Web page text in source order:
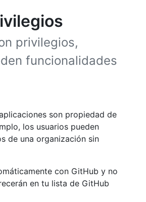
privilegios,
funcionalidades
son propiedad de
los usuarios pueden
de una organización sin
con GitHub y no
en tu lista de GitHub